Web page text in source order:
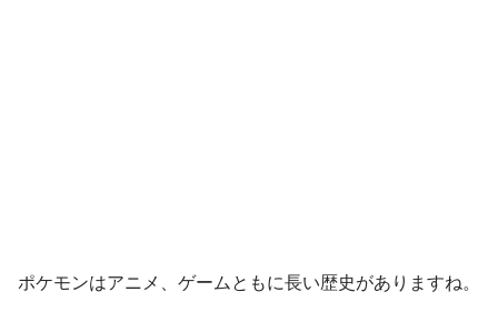
ポケモンはアニメ、ゲームともに長い歴史がありますね。